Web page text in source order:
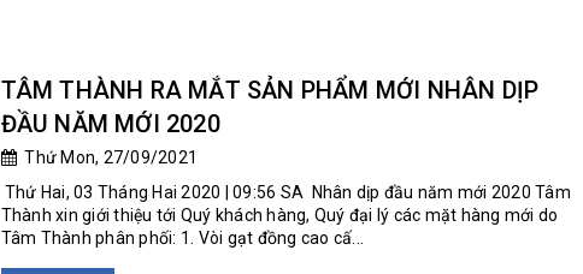
TÂM THÀNH RA MẮT SẢN PHẨM MỚI NHÂN DỊP
ĐẦU NĂM MỚI 2020
Thứ Mon, 27/09/2021
Thứ Hai, 03 Tháng Hai 2020 | 09:56 SA Nhân dịp đầu năm mới 2020 Tâm
Thành xin giới thiệu tới Quý khách hàng, Quý đại lý các mặt hàng mới do
Tâm Thành phân phối: 1. Vòi gạt đồng cao cấ...